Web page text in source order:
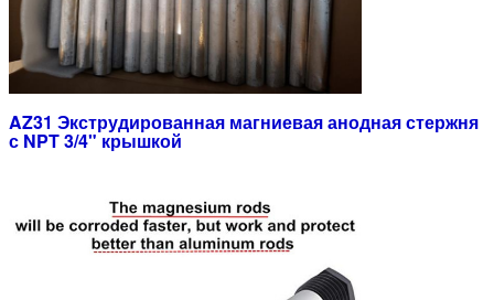
AZ31 Экструдированная магниевая анодная стержня
с NPT 3/4" крышкой